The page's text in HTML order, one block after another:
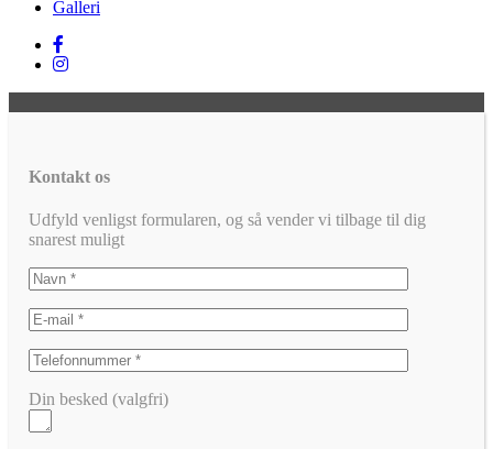
Galleri
Kontakt os
Udfyld venligst formularen, og så vender vi tilbage til dig
snarest muligt
Din besked (valgfri)